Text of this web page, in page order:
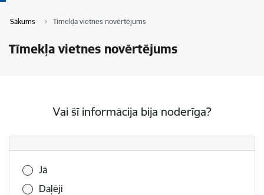
Sākums Tīmekļa vietnes novērtējums
Tīmekļa vietnes novērtējums
Vai šī informācija bija noderīga?
Vai šī informācija bija noderīga?
Jā
Daļēji